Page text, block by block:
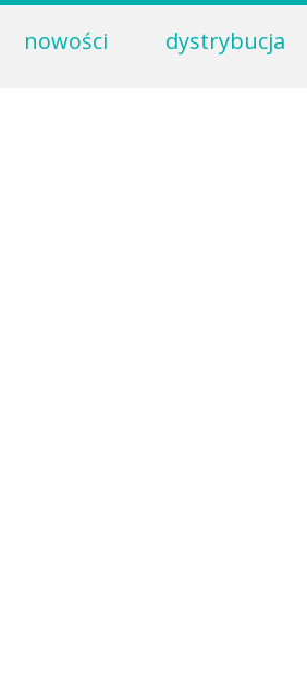
nowości dystrybucja